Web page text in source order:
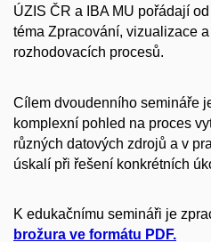
ÚZIS ČR a IBA MU pořádají
téma Zpracování, vizualizace
rozhodovacích procesů.
Cílem dvoudenního semináře
komplexní pohled na proces
různých datových zdrojů a v
úskalí při řešení konkrétních
K edukačnímu semináři je
brožura ve formátu PDF.